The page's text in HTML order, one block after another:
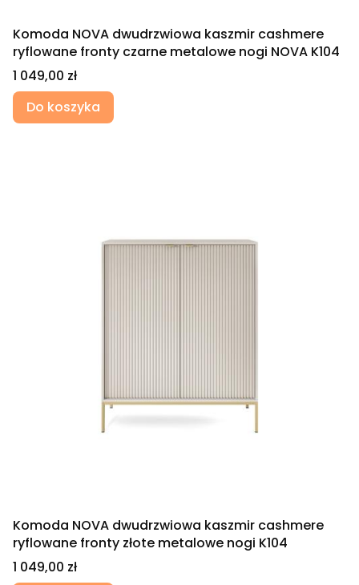
Komoda NOVA dwudrzwiowa kaszmir cashmere
ryflowane fronty czarne metalowe nogi NOVA K104
Cena
1 049,00 zł
Do koszyka
Komoda NOVA dwudrzwiowa kaszmir cashmere
ryflowane fronty złote metalowe nogi K104
Cena
1 049,00 zł